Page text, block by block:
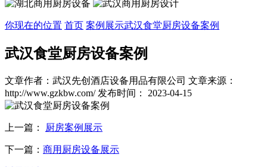
你现在的位置 首页 案例展示武汉食堂厨房设备案例
武汉食堂厨房设备案例
文章作者：武汉先创酒店设备用品有限公司 文章来源：
http://www.gzkbw.com/ 发布时间： 2023-04-15
上一篇： 厨房案例展示
下一篇： 商用厨房设备展示